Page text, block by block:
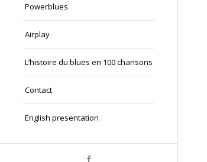
Powerblues
Airplay
L’histoire du blues en 100 chansons
Contact
English presentation